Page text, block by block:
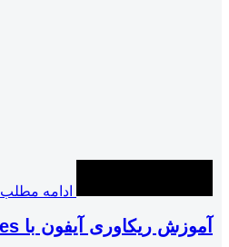
ادامه مطلب
آموزش ریکاوری آیفون با Itunes